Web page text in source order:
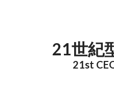
21世紀
21st